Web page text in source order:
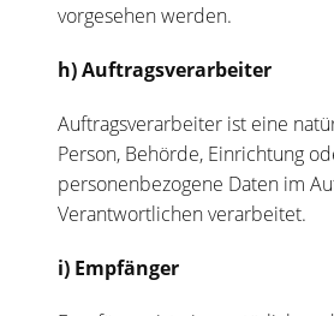
vorgesehen werden.
h) Auftragsverarbeiter
Auftragsverarbeiter ist eine
Person, Behörde, Einrichtung
personenbezogene Daten im
Verantwortlichen verarbeitet.
i) Empfänger